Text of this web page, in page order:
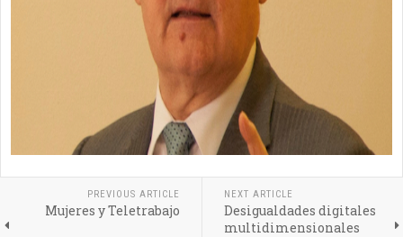
PREVIOUS ARTICLE
Mujeres y Teletrabajo
NEXT ARTICLE
Desigualdades digitales
multidimensionales